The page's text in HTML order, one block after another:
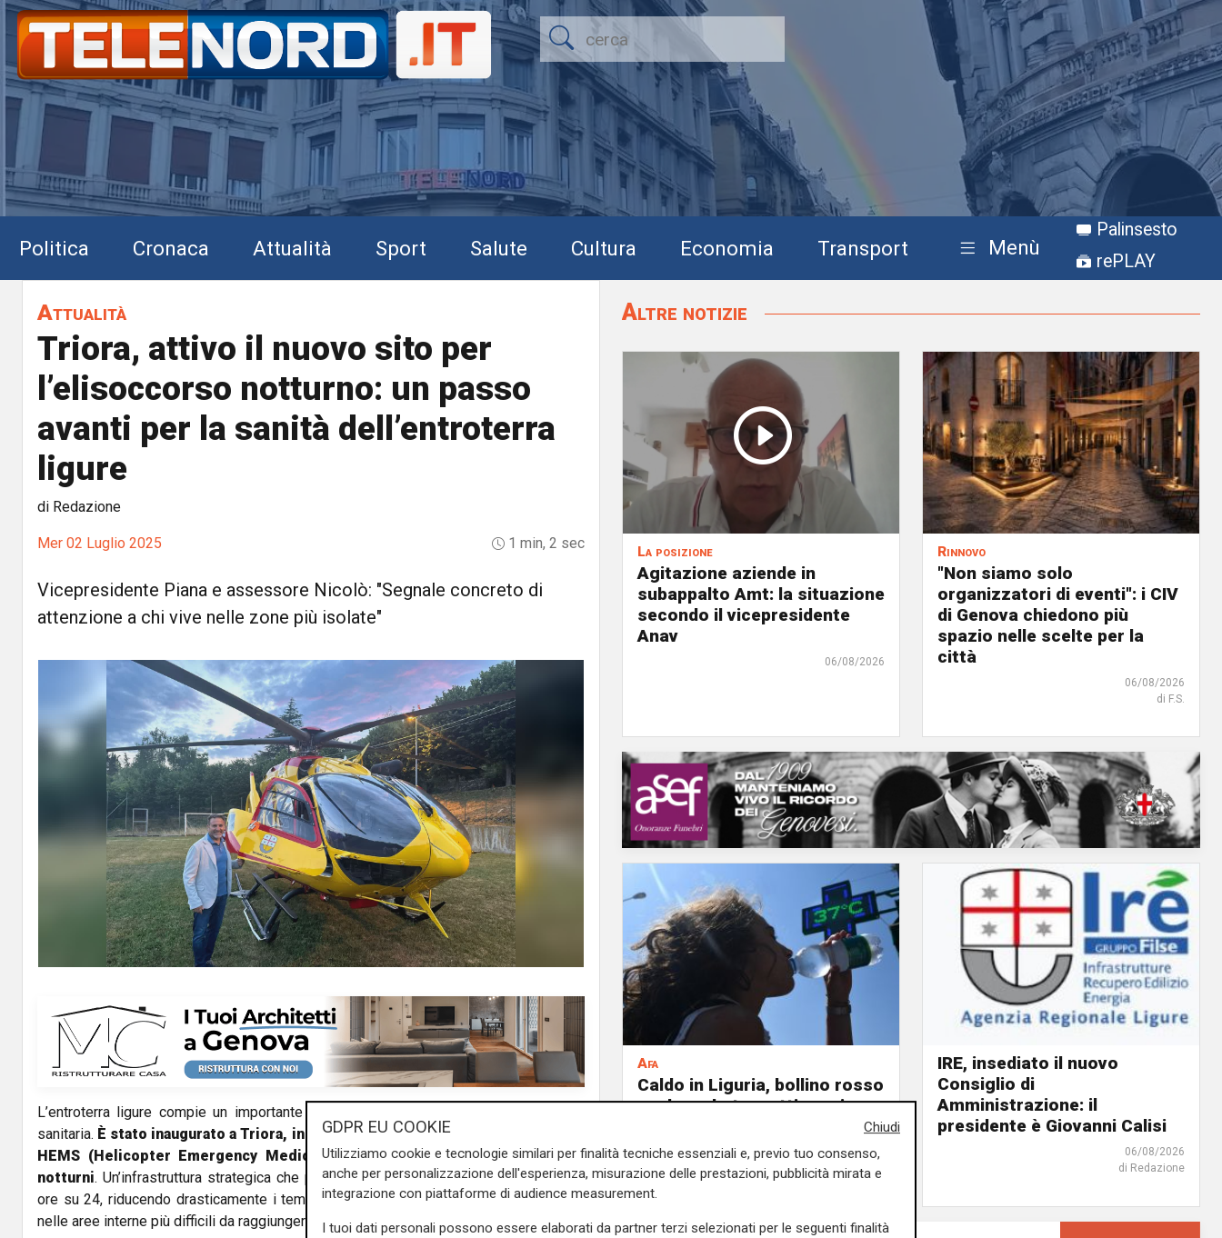
Politica Cronaca Attualità Sport Salute Cultura Economia Transport Menù
Palinsesto
rePLAY
Attualità
Triora, attivo il nuovo sito per
l’elisoccorso notturno: un passo
avanti per la sanità dell’entroterra
ligure
di Redazione
Mer 02 Luglio 2025 1 min, 2 sec
Vicepresidente Piana e assessore Nicolò: "Segnale concreto di
attenzione a chi vive nelle zone più isolate"
L’entroterra ligure compie un importante balzo in avanti sul fronte della sicurezza
sanitaria. È stato inaugurato a Triora, in Valle Argentina, il nuovo sito operativo
HEMS (Helicopter Emergency Medical Service) abilitato anche per i voli
notturni. Un’infrastruttura strategica che permetterà all’elisoccorso di intervenire 24
ore su 24, riducendo drasticamente i tempi di risposta nelle emergenze, soprattutto
nelle aree interne più difficili da raggiungere.
Altre notizie
La posizione
Agitazione aziende in
subappalto Amt: la situazione
secondo il vicepresidente
Anav
06/08/2026
Rinnovo
"Non siamo solo
organizzatori di eventi": i CIV
di Genova chiedono più
spazio nelle scelte per la
città
06/08/2026
di F.S.
Afa
Caldo in Liguria, bollino rosso
anche sabato: settimo giorno
06/08/2026
di F.S.
IRE, insediato il nuovo
Consiglio di
Amministrazione: il
presidente è Giovanni Calisi
06/08/2026
di Redazione
Chiudi
GDPR EU COOKIE
Utilizziamo cookie e tecnologie similari per finalità tecniche essenziali e, previo tuo consenso,
anche per personalizzazione dell'esperienza, misurazione delle prestazioni, pubblicità mirata e
integrazione con piattaforme di audience measurement.
I tuoi dati personali possono essere elaborati da partner terzi selezionati per le seguenti finalità